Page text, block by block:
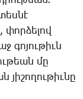
փոր­ձե­լով
գո­յու­թիւն
մը
յի­շո­ղու­թիւ­նը